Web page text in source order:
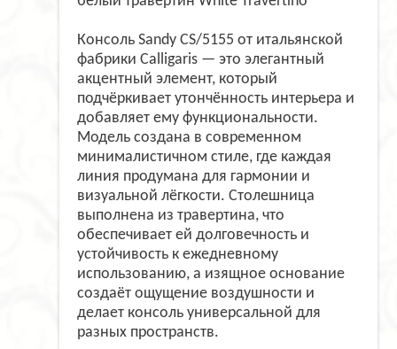
Консоль Sandy CS/5155 от итальянской
фабрики Calligaris — это элегантный
акцентный элемент, который
подчёркивает утончённость интерьера и
добавляет ему функциональности.
Модель создана в современном
минималистичном стиле, где каждая
линия продумана для гармонии и
визуальной лёгкости. Столешница
выполнена из травертина, что
обеспечивает ей долговечность и
устойчивость к ежедневному
использованию, а изящное основание
создаёт ощущение воздушности и
делает консоль универсальной для
разных пространств.